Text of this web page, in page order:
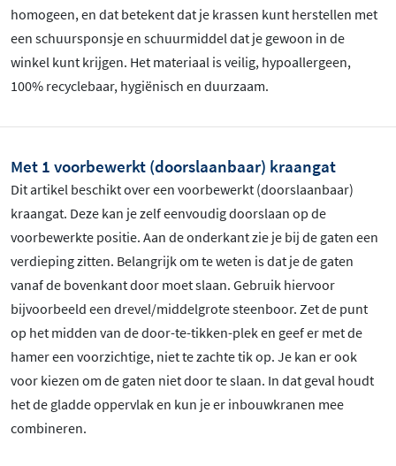
homogeen, en dat betekent dat je krassen kunt herstellen met
een schuursponsje en schuurmiddel dat je gewoon in de
winkel kunt krijgen. Het materiaal is veilig, hypoallergeen,
100% recyclebaar, hygiënisch en duurzaam.
Met 1 voorbewerkt (doorslaanbaar) kraangat
Dit artikel beschikt over een voorbewerkt (doorslaanbaar)
kraangat. Deze kan je zelf eenvoudig doorslaan op de
voorbewerkte positie. Aan de onderkant zie je bij de gaten een
verdieping zitten. Belangrijk om te weten is dat je de gaten
vanaf de bovenkant door moet slaan. Gebruik hiervoor
bijvoorbeeld een drevel/middelgrote steenboor. Zet de punt
op het midden van de door-te-tikken-plek en geef er met de
hamer een voorzichtige, niet te zachte tik op. Je kan er ook
voor kiezen om de gaten niet door te slaan. In dat geval houdt
het de gladde oppervlak en kun je er inbouwkranen mee
combineren.